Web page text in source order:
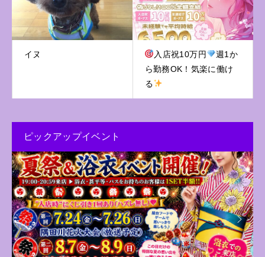
イヌ 入店祝10万円
週1か
ら勤務OK！気楽に働け
る
ピックアップイベント